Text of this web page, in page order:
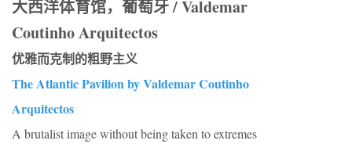
大西洋体育馆，葡萄牙 / Valdemar
Coutinho Arquitectos
优雅而克制的粗野主义
The Atlantic Pavilion by Valdemar Coutinho
Arquitectos
A brutalist image without being taken to extremes